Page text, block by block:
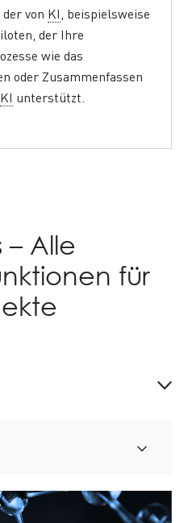
der von KI, beispielsweise
der Ihre
wie das
oder Zusammenfassen
KI unterstützt.
– Alle
für